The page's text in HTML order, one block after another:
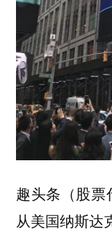
趣头条（股票
从美国纳斯达